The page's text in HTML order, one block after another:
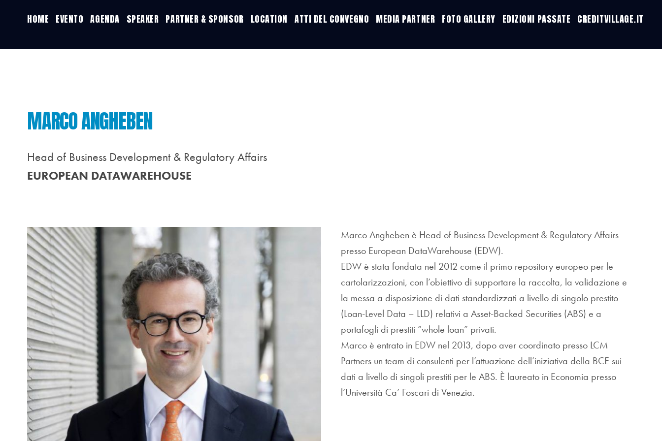
HOME EVENTO AGENDA SPEAKER PARTNER & SPONSOR LOCATION ATTI DEL CONVEGNO MEDIA PARTNER FOTO GALLERY EDIZIONI PASSATE CREDITVILLAGE.IT
MARCO ANGHEBEN
Head of Business Development & Regulatory Affairs
EUROPEAN DATAWAREHOUSE
Marco Angheben è Head of Business Development & Regulatory Affairs
presso European DataWarehouse (EDW).
EDW è stata fondata nel 2012 come il primo repository europeo per le
cartolarizzazioni, con l’obiettivo di supportare la raccolta, la validazione e
la messa a disposizione di dati standardizzati a livello di singolo prestito
(Loan-Level Data – LLD) relativi a Asset-Backed Securities (ABS) e a
portafogli di prestiti “whole loan” privati.
Marco è entrato in EDW nel 2013, dopo aver coordinato presso LCM
Partners un team di consulenti per l’attuazione dell’iniziativa della BCE sui
dati a livello di singoli prestiti per le ABS. È laureato in Economia presso
l’Università Ca’ Foscari di Venezia.